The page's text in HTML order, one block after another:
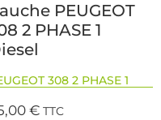
PEUGEOT
2 PHASE 1
308 2 PHASE 1
€ TTC